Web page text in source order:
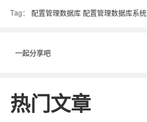
Tag： 配置管理数据库 配置管理数据库系统
一起分享吧
热门文章